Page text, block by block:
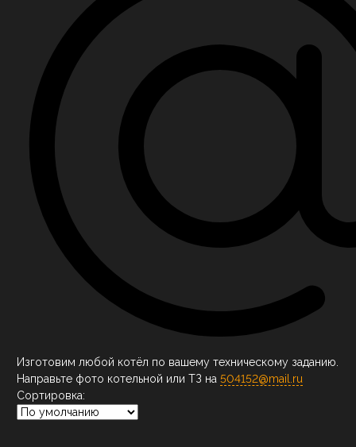
Изготовим любой котёл по вашему техническому заданию.
Направьте фото котельной или ТЗ на 504152@mail.ru
Сортировка: